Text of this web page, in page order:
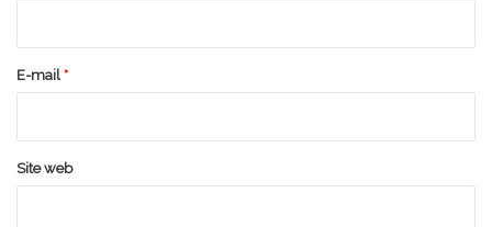
e
E-mail *
Site web